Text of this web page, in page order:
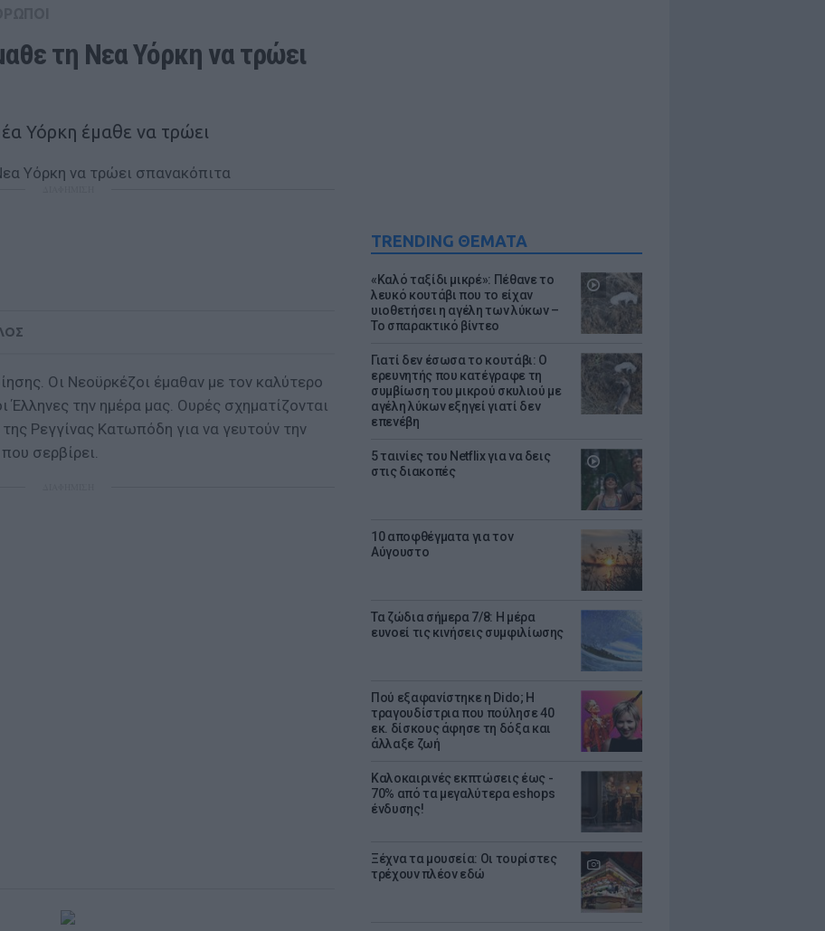
TRENDING ΘΕΜΑΤΑ
«Καλό ταξίδι μικρέ»: Πέθανε το
λευκό κουτάβι που το είχαν
υιοθετήσει η αγέλη των λύκων –
Το σπαρακτικό βίντεο
Γιατί δεν έσωσα το κουτάβι: Ο
ερευνητής που κατέγραφε τη
συμβίωση του μικρού σκυλιού με
αγέλη λύκων εξηγεί γιατί δεν
επενέβη
5 ταινίες του Netflix για να δεις
στις διακοπές
10 αποφθέγματα για τον
Αύγουστο
Τα ζώδια σήμερα 7/8: Η μέρα
ευνοεί τις κινήσεις συμφιλίωσης
Πού εξαφανίστηκε η Dido; Η
τραγουδίστρια που πούλησε 40
εκ. δίσκους άφησε τη δόξα και
άλλαξε ζωή
Καλοκαιρινές εκπτώσεις έως -
70% από τα μεγαλύτερα eshops
ένδυσης!
Ξέχνα τα μουσεία: Οι τουρίστες
τρέχουν πλέον εδώ
τη Νεα Υόρκη να τρώει
Υόρκη έμαθε να τρώει
Οι Νεοϋρκέζοι έμαθαν με τον καλύτερο
Έλληνες την ημέρα μας. Ουρές σχηματίζονται
Ρεγγίνας Κατωπόδη για να γευτούν την
σερβίρει.